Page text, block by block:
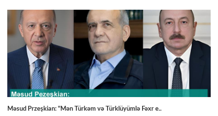
Məsud Przeşkian: "Mən Türkəm və Türklüyümlə Fəxr e..